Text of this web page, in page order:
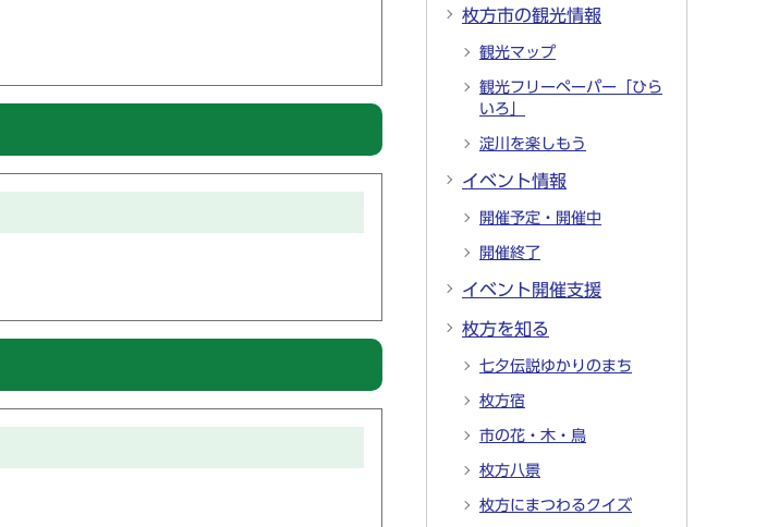
枚方市の観光情報
観光マップ
観光フリーペーパー「ひら
いろ」
淀川を楽しもう
イベント情報
開催予定・開催中
開催終了
イベント開催支援
枚方を知る
七夕伝説ゆかりのまち
枚方宿
市の花・木・鳥
枚方八景
枚方にまつわるクイズ